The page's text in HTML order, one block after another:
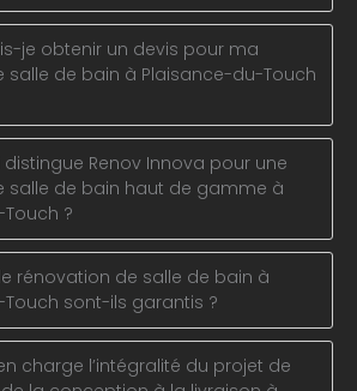
je obtenir un devis pour ma
salle de bain à Plaisance-du-Touch
distingue Renov Innova pour une
salle de bain haut de gamme à
?
rénovation de salle de bain à
sont-ils garantis ?
charge l’intégralité du projet de